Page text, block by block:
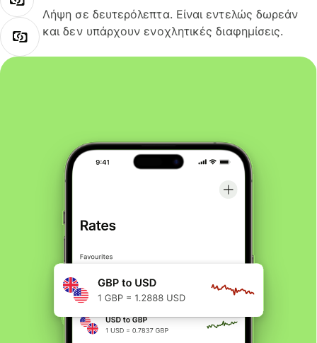
Λήψη σε δευτερόλεπτα. Είναι εντελώς δωρεάν
και δεν υπάρχουν ενοχλητικές διαφημίσεις.